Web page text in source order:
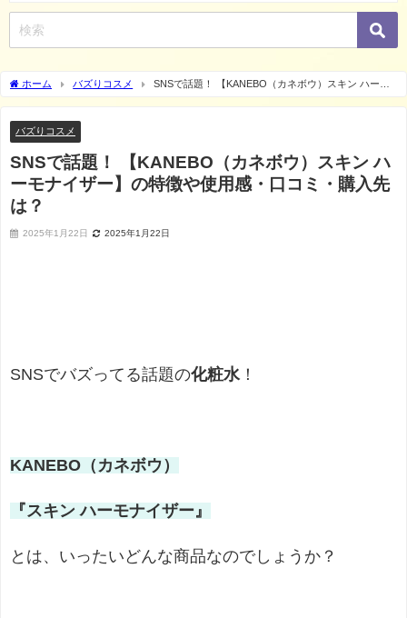
ホーム バズりコスメ
SNSで話題！ 【KANEBO（カネボウ）スキン ハーモ
ナイザー】の特徴や使用感・口コミ・購入先は？
バズりコスメ
SNSで話題！ 【KANEBO（カネボウ）スキン ハ
ーモナイザー】の特徴や使用感・口コミ・購入先
は？
2025年1月22日 2025年1月22日
SNSでバズってる話題の化粧水 ！
KANEBO（カネボウ）
『スキン ハーモナイザー』
とは、いったいどんな商品なのでしょうか？